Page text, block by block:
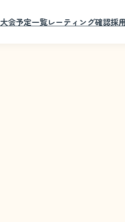
大会予定一覧レーティング確認採